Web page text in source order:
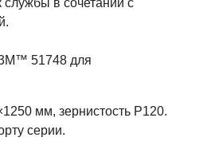
51748 для
мм, зернистость P120.
серии.